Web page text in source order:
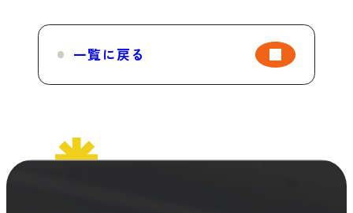
一覧に戻る